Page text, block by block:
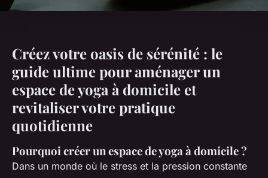
Créez votre oasis de sérénité : le
guide ultime pour aménager un
espace de yoga à domicile et
revitaliser votre pratique
quotidienne
Pourquoi créer un espace de yoga à domicile ?
Dans un monde où le stress et la pression constante